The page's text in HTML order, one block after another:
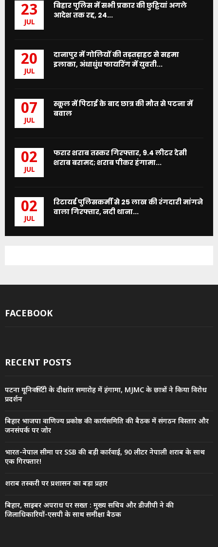
23
JUL
बिहार पुलिस में सभी प्रकार की छुट्टियां अगले
आदेश तक रद्द, 24...
20
JUL
दानापुर में गोलियों की तड़तड़ाहट से सहमा
इलाका, अंधाधुंध फायरिंग में युवती...
07
JUL
स्कूल में पिटाई के बाद छात्र की मौत से पटना में
बवाल
02
JUL
फरार शराब तस्कर गिरफ्तार, 9.4 लीटर देसी
शराब बरामद; शराब पीकर हंगामा...
02
JUL
रिटायर्ड पुलिसकर्मी से 25 लाख की रंगदारी मांगने
वाला गिरफ्तार, नदी थाना...
FACEBOOK
RECENT POSTS
पटना यूनिवर्सिटी के दीक्षांत समारोह में हंगामा, MJMC के छात्रों ने किया विरोध
प्रदर्शन
बिहार भाजपा वाणिज्य प्रकोष्ठ की कार्यसमिति की बैठक में संगठन विस्तार और
जनसंपर्क पर जोर
भारत-नेपाल सीमा पर SSB की बड़ी कार्रवाई, 90 लीटर नेपाली शराब के साथ
एक गिरफ्तार!
शराब तस्करी पर प्रशासन का बड़ा प्रहार
बिहार, साइबर अपराध पर सख्त : मुख्य सचिव और डीजीपी ने की
जिलाधिकारियों-एसपी के साथ समीक्षा बैठक